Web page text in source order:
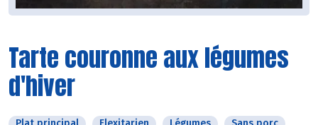
Tarte couronne aux légumes
d'hiver